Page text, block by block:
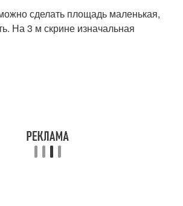
сделать площадь маленькая,
На 3 м скрине изначальная